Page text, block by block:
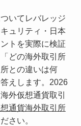
いてレバレッジ
ュリティ・日本
トを実際に検証
どの海外取引所
との違いは何
えします。2026
外仮想通貨取引
通貨海外取引所
さい。